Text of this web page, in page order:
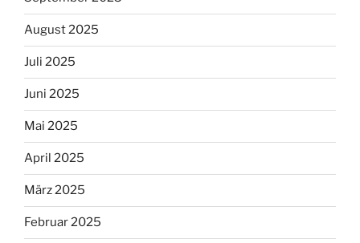
August 2025
Juli 2025
Juni 2025
Mai 2025
April 2025
März 2025
Februar 2025